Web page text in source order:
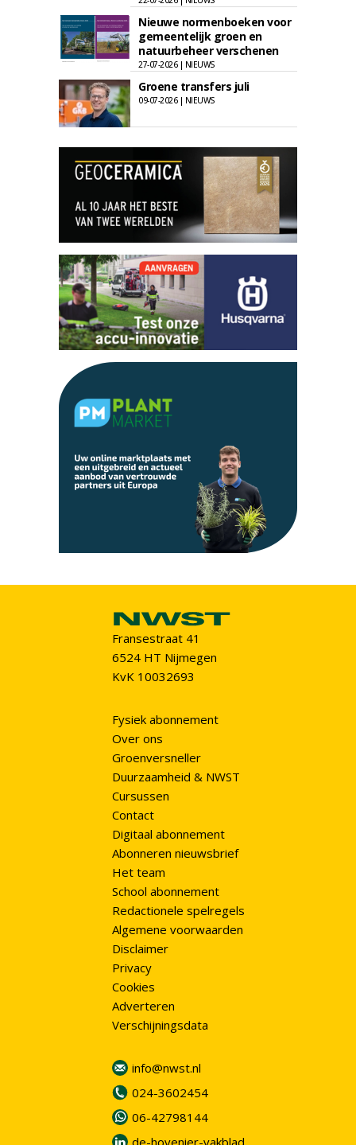
Nieuwe normenboeken voor
gemeentelijk groen en
natuurbeheer verschenen
27-07-2026 | NIEUWS
Groene transfers juli
09-07-2026 | NIEUWS
Fransestraat 41
6524 HT Nijmegen
KvK 10032693
Fysiek abonnement
Over ons
Groenversneller
Duurzaamheid & NWST
Cursussen
Contact
Digitaal abonnement
Abonneren nieuwsbrief
Het team
School abonnement
Redactionele spelregels
Algemene voorwaarden
Disclaimer
Privacy
Cookies
Adverteren
Verschijningsdata
info@nwst.nl
024-3602454
06-42798144